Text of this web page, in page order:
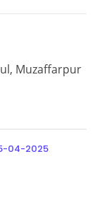
Muzaffarpur
04-2025